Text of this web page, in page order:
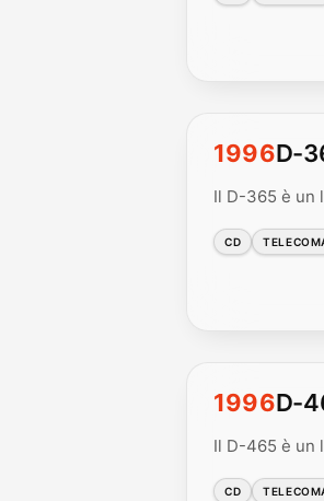
1996D-
Il D-365 è un
CD
1996D-
Il D-465 è un
CD